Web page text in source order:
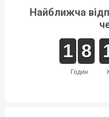
Найближча
годин
1
1
1
1 7
7
8
8